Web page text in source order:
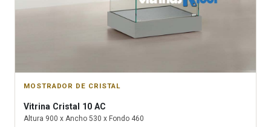
MOSTRADOR DE CRISTAL
Vitrina Cristal 10 AC
Altura 900 x Ancho 530 x Fondo 460